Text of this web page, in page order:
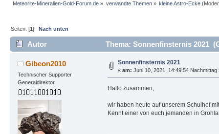
Meteorite-Mineralien-Gold-Forum.de » verwandte Themen» kleine Astro-Ecke
Seiten: [1]Nach unten
Autor Thema: Sonnenfinsternis 2021
Gibeon2010
Technischer Supporter
Generaldirektor
Sonnenfinsternis 2021
« am: Juni 10, 2021, 14:49:54 Nachmittag
Hallo zusammen,
wir haben heute auf unserem Schulhof
Kennt einer von euch jemanden in